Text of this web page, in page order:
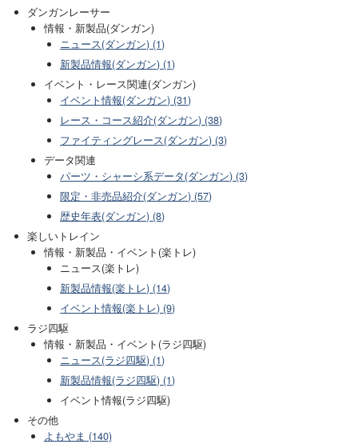
ダンガンレーサー
情報・新製品(ダンガン)
ニュース(ダンガン) (1)
新製品情報(ダンガン) (1)
イベント・レース関連(ダンガン)
イベント情報(ダンガン) (31)
レース・コース紹介(ダンガン) (38)
ファイティングレース(ダンガン) (3)
データ関連
パーツ・シャーシ系データ(ダンガン) (3)
限定・非売品紹介(ダンガン) (57)
歴史年表(ダンガン) (8)
楽しいトレイン
情報・新製品・イベント(楽トレ)
ニュース(楽トレ)
新製品情報(楽トレ) (14)
イベント情報(楽トレ) (9)
ラジ四駆
情報・新製品・イベント(ラジ四駆)
ニュース(ラジ四駆) (1)
新製品情報(ラジ四駆) (1)
イベント情報(ラジ四駆)
その他
よもやま (140)